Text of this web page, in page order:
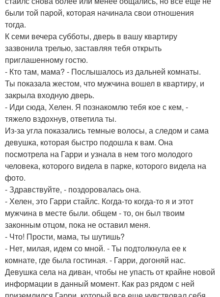
были той парой, которая начинала свои отношения
тогда.
К семи вечера субботы, дверь в вашу квартиру
зазвонила трелью, заставляя тебя открыть
приглашенному гостю.
- Кто там, мама? - Послышалось из дальней комнаты.
Ты показала жестом, что мужчина вошел в квартиру, и
закрыла входную дверь.
- Иди сюда, Хелен. Я познакомлю тебя кое с кем, -
тяжело вздохнув, ответила ты.
Из-за угла показались темные волосы, а следом и сама
девушка, которая быстро подошла к вам. Она
посмотрела на Гарри и узнала в нем того молодого
человека, которого видела в парке, которого видела на
фото.
- Здравствуйте, - поздоровалась она.
- Хелен, это Гарри стайлс. Когда-то когда-то я и этот
мужчина в месте были. общем - то, он был твоим
законным отцом, пока не оставил меня.
- Что! Прости, мама, ты шутишь?
- Нет, милая, идем со мной. - Ты подтолкнула ее к
комнате, где была гостиная. - Гарри, догоняй нас.
Девушка села на диван, чтобы не упасть от крайне новой
информации в данный момент. Как раз рядом с ней